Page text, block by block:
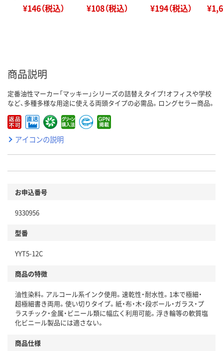
¥146（税込） ¥108（税込） ¥194（税込）
商品説明
定番油性マーカー「マッキー」シリーズの詰替えタイプ！オフィスや学校
など、多種多様な用途に使える両頭タイプの必需品。ロングセラー商品。
アイコンの説明
お申込番号
9330956
型番
YYT5-12C
商品の特徴
油性染料。アルコール系インク使用。速乾性・耐水性。1本で極細・
超極細書き両用。使い切りタイプ。紙・布・木・段ボール・ガラス・プ
ラスチック・金属・ビニール類に幅広く利用可能。浮き輪等の軟質塩
化ビニール製品には適さない。
商品仕様